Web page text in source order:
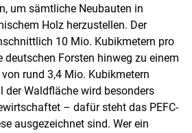
um sämtliche Neubauten in
Holz herzustellen. Der
10 Mio. Kubikmetern pro
Forsten hinweg zu einem
rund 3,4 Mio. Kubikmetern
der Waldfläche wird besonders
– dafür steht das PEFC-
ausgezeichnet sind. Wer ein